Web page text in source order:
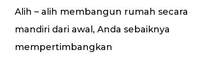
Alih – alih membangun rumah secara
mandiri dari awal, Anda sebaiknya
mempertimbangkan